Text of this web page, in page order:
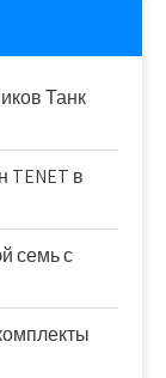
Танк
в
семь с